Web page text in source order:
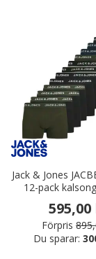
Jack & Jones
12-pack
Förpris
Du sparar: